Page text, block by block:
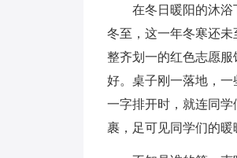
在冬日暖阳的沐
冬至，这一年冬寒还未
整齐划一的红色志愿
好。桌子刚一落地，
一字排开时，就连同
裹，足可见同学们的暖